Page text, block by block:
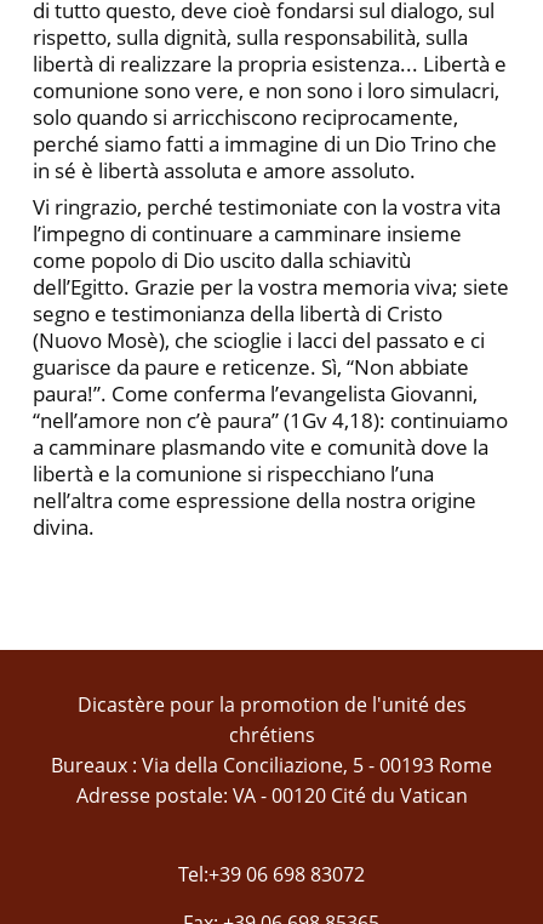
di tutto questo, deve cioè fondarsi sul dialogo, sul
rispetto, sulla dignità, sulla responsabilità, sulla
libertà di realizzare la propria esistenza... Libertà e
comunione sono vere, e non sono i loro simulacri,
solo quando si arricchiscono reciprocamente,
perché siamo fatti a immagine di un Dio Trino che
in sé è libertà assoluta e amore assoluto.
Vi ringrazio, perché testimoniate con la vostra vita
l’impegno di continuare a camminare insieme
come popolo di Dio uscito dalla schiavitù
dell’Egitto. Grazie per la vostra memoria viva; siete
segno e testimonianza della libertà di Cristo
(Nuovo Mosè), che scioglie i lacci del passato e ci
guarisce da paure e reticenze. Sì, “Non abbiate
paura!”. Come conferma l’evangelista Giovanni,
“nell’amore non c’è paura” (1Gv 4,18): continuiamo
a camminare plasmando vite e comunità dove la
libertà e la comunione si rispecchiano l’una
nell’altra come espressione della nostra origine
divina.
Dicastère pour la promotion de l'unité des
chrétiens
Bureaux : Via della Conciliazione, 5 - 00193 Rome
Adresse postale: VA - 00120 Cité du Vatican
Tel:+39 06 698 83072